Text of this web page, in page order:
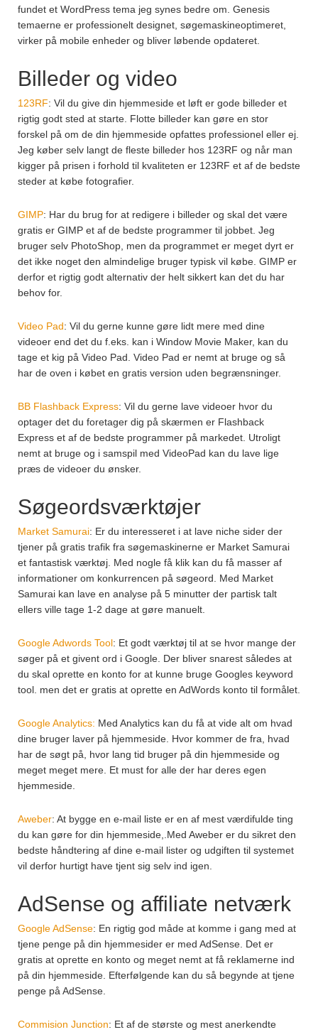
fundet et WordPress tema jeg synes bedre om. Genesis
temaerne er professionelt designet, søgemaskineoptimeret,
virker på mobile enheder og bliver løbende opdateret.
Billeder og video
123RF: Vil du give din hjemmeside et løft er gode billeder et
rigtig godt sted at starte. Flotte billeder kan gøre en stor
forskel på om de din hjemmeside opfattes professionel eller ej.
Jeg køber selv langt de fleste billeder hos 123RF og når man
kigger på prisen i forhold til kvaliteten er 123RF et af de bedste
steder at købe fotografier.
GIMP: Har du brug for at redigere i billeder og skal det være
gratis er GIMP et af de bedste programmer til jobbet. Jeg
bruger selv PhotoShop, men da programmet er meget dyrt er
det ikke noget den almindelige bruger typisk vil købe. GIMP er
derfor et rigtig godt alternativ der helt sikkert kan det du har
behov for.
Video Pad: Vil du gerne kunne gøre lidt mere med dine
videoer end det du f.eks. kan i Window Movie Maker, kan du
tage et kig på Video Pad. Video Pad er nemt at bruge og så
har de oven i købet en gratis version uden begrænsninger.
BB Flashback Express: Vil du gerne lave videoer hvor du
optager det du foretager dig på skærmen er Flashback
Express et af de bedste programmer på markedet. Utroligt
nemt at bruge og i samspil med VideoPad kan du lave lige
præs de videoer du ønsker.
Søgeordsværktøjer
Market Samurai: Er du interesseret i at lave niche sider der
tjener på gratis trafik fra søgemaskinerne er Market Samurai
et fantastisk værktøj. Med nogle få klik kan du få masser af
informationer om konkurrencen på søgeord. Med Market
Samurai kan lave en analyse på 5 minutter der partisk talt
ellers ville tage 1-2 dage at gøre manuelt.
Google Adwords Tool: Et godt værktøj til at se hvor mange der
søger på et givent ord i Google. Der bliver snarest således at
du skal oprette en konto for at kunne bruge Googles keyword
tool. men det er gratis at oprette en AdWords konto til formålet.
Google Analytics: Med Analytics kan du få at vide alt om hvad
dine bruger laver på hjemmeside. Hvor kommer de fra, hvad
har de søgt på, hvor lang tid bruger på din hjemmeside og
meget meget mere. Et must for alle der har deres egen
hjemmeside.
Aweber: At bygge en e-mail liste er en af mest værdifulde ting
du kan gøre for din hjemmeside,.Med Aweber er du sikret den
bedste håndtering af dine e-mail lister og udgiften til systemet
vil derfor hurtigt have tjent sig selv ind igen.
AdSense og affiliate netværk
Google AdSense: En rigtig god måde at komme i gang med at
tjene penge på din hjemmesider er med AdSense. Det er
gratis at oprette en konto og meget nemt at få reklamerne ind
på din hjemmeside. Efterfølgende kan du så begynde at tjene
penge på AdSense.
Commision Junction: Et af de største og mest anerkendte